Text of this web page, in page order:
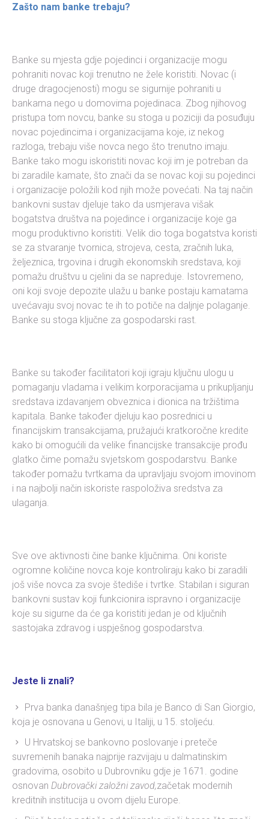
Zašto nam banke trebaju?
Banke su mjesta gdje pojedinci i organizacije mogu
pohraniti novac koji trenutno ne žele koristiti. Novac (i
druge dragocjenosti) mogu se sigurnije pohraniti u
bankama nego u domovima pojedinaca. Zbog njihovog
pristupa tom novcu, banke su stoga u poziciji da posuđuju
novac pojedincima i organizacijama koje, iz nekog
razloga, trebaju više novca nego što trenutno imaju.
Banke tako mogu iskoristiti novac koji im je potreban da
bi zaradile kamate, što znači da se novac koji su pojedinci
i organizacije položili kod njih može povećati. Na taj način
bankovni sustav djeluje tako da usmjerava višak
bogatstva društva na pojedince i organizacije koje ga
mogu produktivno koristiti. Velik dio toga bogatstva koristi
se za stvaranje tvornica, strojeva, cesta, zračnih luka,
željeznica, trgovina i drugih ekonomskih sredstava, koji
pomažu društvu u cjelini da se napreduje. Istovremeno,
oni koji svoje depozite ulažu u banke postaju kamatama
uvećavaju svoj novac te ih to potiče na daljnje polaganje.
Banke su stoga ključne za gospodarski rast.
Banke su također facilitatori koji igraju ključnu ulogu u
pomaganju vladama i velikim korporacijama u prikupljanju
sredstava izdavanjem obveznica i dionica na tržištima
kapitala. Banke također djeluju kao posrednici u
financijskim transakcijama, pružajući kratkoročne kredite
kako bi omogućili da velike financijske transakcije prođu
glatko čime pomažu svjetskom gospodarstvu. Banke
također pomažu tvrtkama da upravljaju svojom imovinom
i na najbolji način iskoriste raspoloživa sredstva za
ulaganja.
Sve ove aktivnosti čine banke ključnima. Oni koriste
ogromne količine novca koje kontroliraju kako bi zaradili
još više novca za svoje štediše i tvrtke. Stabilan i siguran
bankovni sustav koji funkcionira ispravno i organizacije
koje su sigurne da će ga koristiti jedan je od ključnih
sastojaka zdravog i uspješnog gospodarstva.
Jeste li znali?
Prva banka današnjeg tipa bila je Banco di San Giorgio,
koja je osnovana u Genovi, u Italiji, u 15. stoljeću.
U Hrvatskoj se bankovno poslovanje i preteče
suvremenih banaka najprije razvijaju u dalmatinskim
gradovima, osobito u Dubrovniku gdje je 1671. godine
osnovan Dubrovački založni zavod,začetak modernih
kreditnih institucija u ovom dijelu Europe.